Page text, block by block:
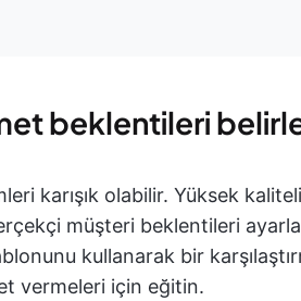
beklentileri
karışık olabilir. Yüksek
müşteri beklentileri
kullanarak bir
vermeleri için eğitin.